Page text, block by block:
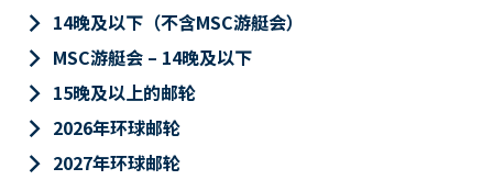
keyboard_arrow_right 14晚及以下（不含MSC游艇会）
keyboard_arrow_right MSC游艇会 – 14晚及以下
keyboard_arrow_right 15晚及以上的邮轮
keyboard_arrow_right 2026年环球邮轮
keyboard_arrow_right 2027年环球邮轮